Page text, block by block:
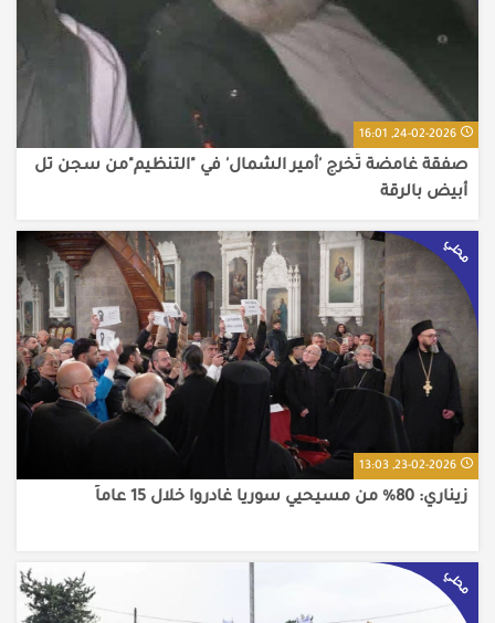
24-02-2026, 16:01
صفقة غامضة تُخرج 'أمير الشمال' في "التنظيم"من سجن تل
أبيض بالرقة
محلي
23-02-2026, 13:03
زيناري: 80% من مسيحيي سوريا غادروا خلال 15 عاماً
محلي